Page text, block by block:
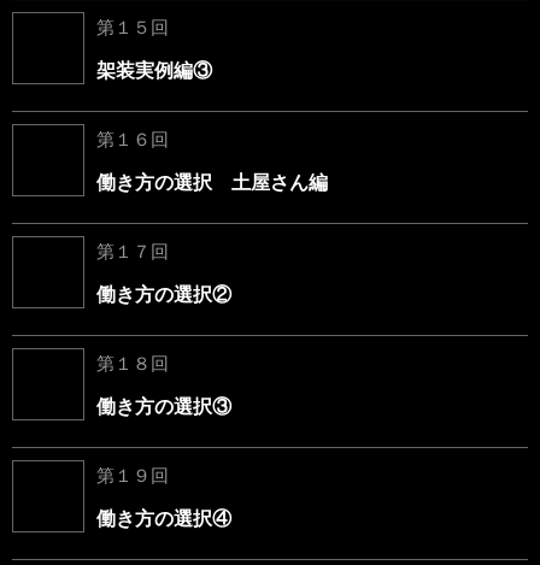
第１５回
架装実例編③
第１６回
働き方の選択 土屋さん編
第１７回
働き方の選択②
第１８回
働き方の選択③
第１９回
働き方の選択④